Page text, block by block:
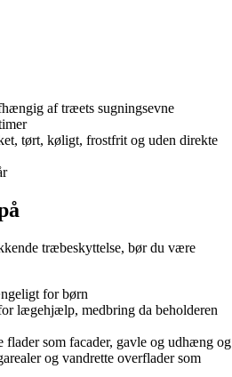
af træets sugningsevne
tørt, køligt, frostfrit og uden direkte
træbeskyttelse, bør du være
for børn
lægehjælp, medbring da beholderen
som facader, gavle og udhæng og
og vandrette overflader som